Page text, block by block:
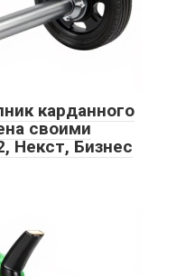
карданного
своими
Некст, Бизнес